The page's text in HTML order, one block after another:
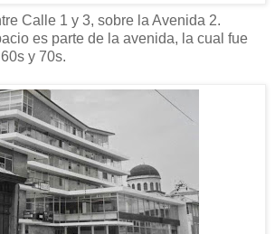
Calle 1 y 3, sobre la Avenida 2.
es parte de la avenida, la cual fue
y 70s.